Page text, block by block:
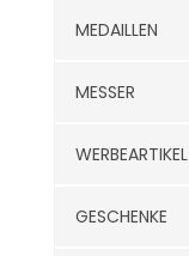
MEDAILLEN
MESSER
WERBEARTIKEL
GESCHENKE